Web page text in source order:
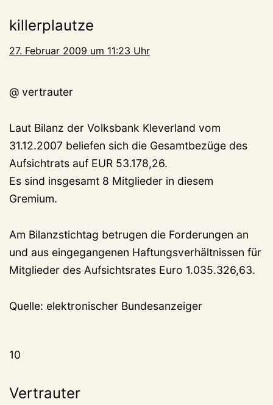
killerplautze
27. Februar 2009 um 11:23 Uhr
@ vertrauter
Laut Bilanz der Volksbank Kleverland vom
31.12.2007 beliefen sich die Gesamtbezüge des
Aufsichtrats auf EUR 53.178,26.
Es sind insgesamt 8 Mitglieder in diesem
Gremium.
Am Bilanzstichtag betrugen die Forderungen an
und aus eingegangenen Haftungsverhältnissen für
Mitglieder des Aufsichtsrates Euro 1.035.326,63.
Quelle: elektronischer Bundesanzeiger
10
Vertrauter